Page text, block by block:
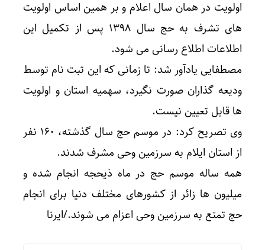
اولویت در همان سال اعلام و بر همین اساس اولویت
های تشرف به حج سال ۱۳۹۸ پس از تکمیل این
اطلاعات اطلاع رسانی می شود.
مصطفایی یادآور شد: تا زمانی که این ثبت نام توسط
ودیعه گذاران صورت نگیرد، سهمیه استان و اولویت
ها قابل تعیین نیست.
وی تصریح کرد: در موسم حج سال گذشته، ۱۶۰ نفر
از استان ایلام به سرزمین وحی مشرف شدند.
همه ساله موسم حج در ماه ذیحجه انجام شده و
میلیون ها زائر از کشورهای مختلف دنیا برای انجام
حج تمتع به سرزمین وحی اعزام می شوند./ایرنا